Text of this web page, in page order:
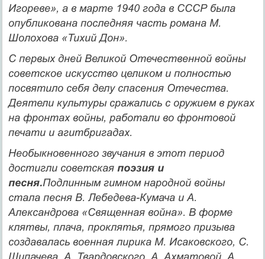
Игореве», а в марте 1940 года в СССР была
опубликована последняя часть рома­на М.
Шолохова «Тихий Дон».
С первых дней Великой Отечественной войны
советское ис­кусство целиком и полностью
посвятило себя делу спасения Отече­ства.
Деятели культуры сражались с оружием в руках
на фронтах войны, работали во фронтовой
печати и агитбригадах.
Необыкновенного звучания в этот период
достигли совет­ская поэзия и
песня.Подлинным гимном народной войны
стала песня В. Лебедева-Кумача и А.
Александрова «Священная вой­на». В форме
клятвы, плача, проклятья, прямого призыва
созда­валась военная лирика М. Исаковского, С.
Щипачева, А. Твардов­ского, А. Ахматовой, А.